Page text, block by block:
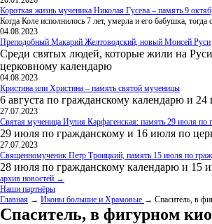
Короткая жизнь мученика Николая Гусева – память 9
Когда Коле исполнилось 7 лет, умерла и его бабушка,
04.08.2023
Преподобный Макарий Желтоводский, новый Моисей Руси
Среди святых людей, которые жили на
церковному календарю
04.08.2023
Кристина или Христина – память святой мученицы
6 августа по гражданскому календарю и
27.07.2023
Святая мученица Иулия Карфагенская: память 29 июля по
29 июля по гражданскому и 16 июля по
27.07.2023
Священномученик Петр Троицкий, память 15 июля по
28 июля по гражданскому календарю и 15
архив новостей →
Наши партнёры
Главная → Иконы большие и Храмовые → Спаситель, в
Спаситель, в фигурном